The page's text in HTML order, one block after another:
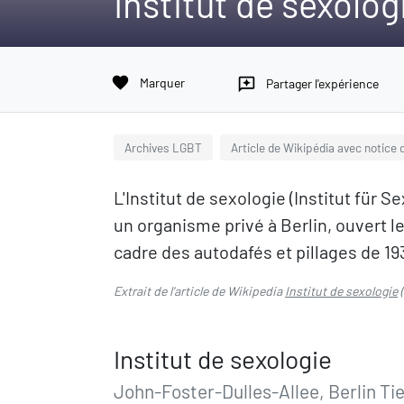
favorite Marquer reviews Partager l'expérience
Archives LGBT Article de Wikipédia avec notice
L'Institut de sexologie (Institut für
un organisme privé à Berlin, ouvert
cadre des autodafés et pillages de
Extrait de l'article de WikipediaInstitut de sexologie
Institut de sexologie
John-Foster-Dulles-Allee, Berlin